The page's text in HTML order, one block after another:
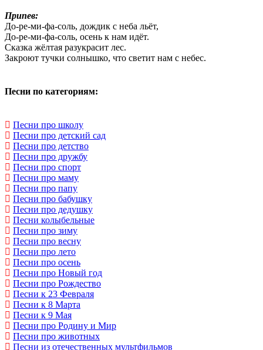
Припев:
До-ре-ми-фа-соль, дождик с неба льёт,
До-ре-ми-фа-соль, осень к нам идёт.
Сказка жёлтая разукрасит лес.
Закроют тучки солнышко, что светит нам с небес.
Песни по категориям:
Песни про школу
Песни про детский сад
Песни про детство
Песни про дружбу
Песни про спорт
Песни про маму
Песни про папу
Песни про бабушку
Песни про дедушку
Песни колыбельные
Песни про зиму
Песни про весну
Песни про лето
Песни про осень
Песни про Новый год
Песни про Рождество
Песни к 23 Февраля
Песни к 8 Марта
Песни к 9 Мая
Песни про Родину и Мир
Песни про животных
Песни из отечественных мультфильмов